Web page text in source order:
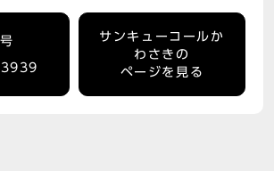
サンキューコールか
わさきの
ページを見る